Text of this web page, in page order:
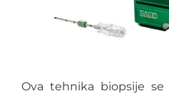
Ova tehnika biopsije se